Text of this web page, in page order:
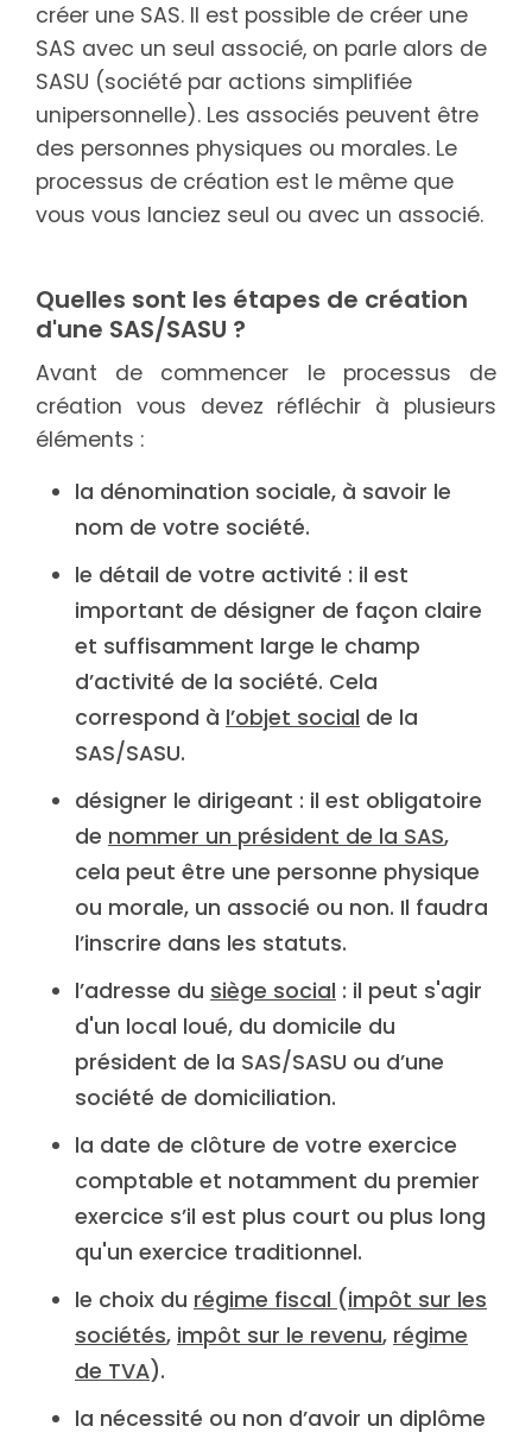
créer une SAS. Il est possible de créer une
SAS avec un seul associé, on parle alors de
SASU (société par actions simplifiée
unipersonnelle). Les associés peuvent être
des personnes physiques ou morales. Le
processus de création est le même que
vous vous lanciez seul ou avec un associé.
Quelles sont les étapes de création
d'une SAS/SASU ?
Avant de commencer le processus de
création vous devez réfléchir à plusieurs
éléments :
la dénomination sociale, à savoir le
nom de votre société.
le détail de votre activité : il est
important de désigner de façon claire
et suffisamment large le champ
d’activité de la société. Cela
correspond à l’objet social de la
SAS/SASU.
désigner le dirigeant : il est obligatoire
de nommer un président de la SAS,
cela peut être une personne physique
ou morale, un associé ou non. Il faudra
l’inscrire dans les statuts.
l’adresse du siège social : il peut s'agir
d'un local loué, du domicile du
président de la SAS/SASU ou d’une
société de domiciliation.
la date de clôture de votre exercice
comptable et notamment du premier
exercice s’il est plus court ou plus long
qu'un exercice traditionnel.
le choix du régime fiscal (impôt sur les
sociétés, impôt sur le revenu, régime
de TVA).
la nécessité ou non d’avoir un diplôme